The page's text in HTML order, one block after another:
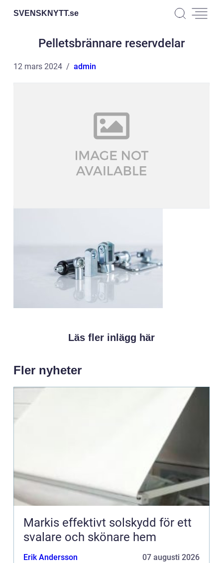
SVENSKNYTT.se
Pelletsbrännare reservdelar
12 mars 2024 admin
Läs fler inlägg här
Fler nyheter
Markis effektivt solskydd för ett
svalare och skönare hem
Erik Andersson 07 augusti 2026